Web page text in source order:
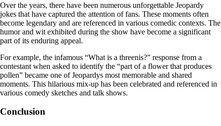
Over the years, there have been numerous unforgettable Jeopardy
jokes that have captured the attention of fans. These moments often
become legendary and are referenced in various comedic contexts. The
humor and wit exhibited during the show have become a significant
part of its enduring appeal.
For example, the infamous “What is a threenis?” response from a
contestant when asked to identify the “part of a flower that produces
pollen” became one of Jeopardys most memorable and shared
moments. This hilarious mix-up has been celebrated and referenced in
various comedy sketches and talk shows.
Conclusion